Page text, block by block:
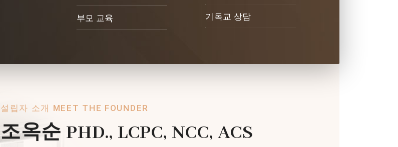
부모 교육 기독교 상담
설립자 소개 MEET THE FOUNDER
조옥순 PHD., LCPC, NCC, ACS